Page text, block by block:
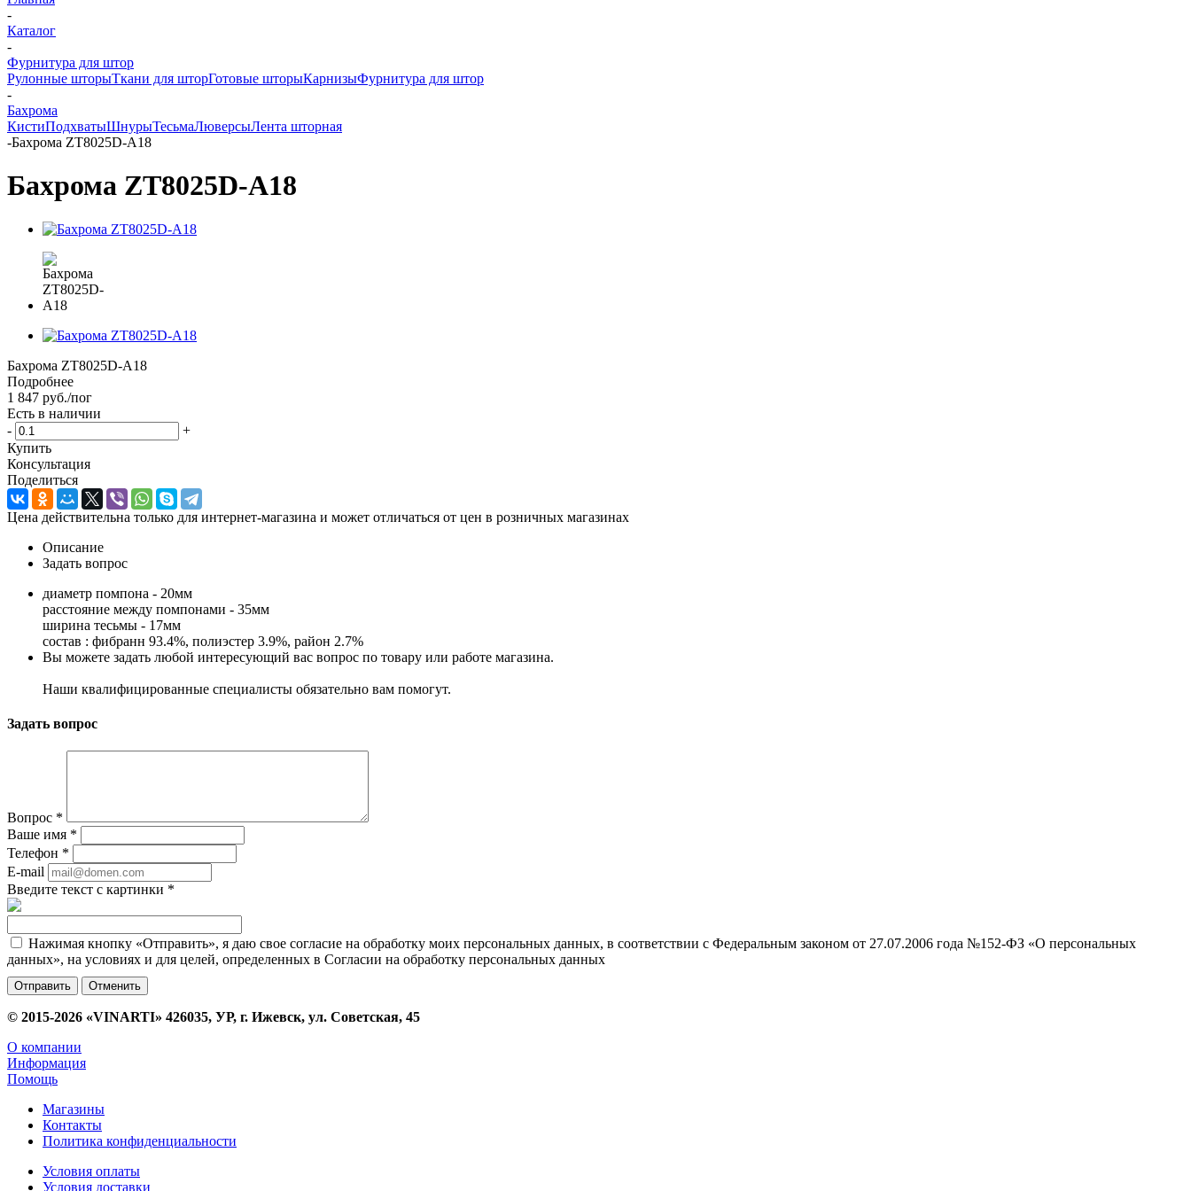
-
Каталог
-
Фурнитура для штор
Рулонные шторыТкани для шторГотовые шторыКарнизыФурнитура для штор
-
Бахрома
КистиПодхватыШнурыТесьмаЛюверсыЛента шторная
-Бахрома ZT8025D-A18
Бахрома ZT8025D-A18
Бахрома ZT8025D-A18
Подробнее
1 847 руб./пог
Есть в наличии
-
+
Купить
Консультация
Поделиться
Цена действительна только для интернет-магазина и может отличаться от цен в розничных магазинах
Описание
Задать вопрос
диаметр помпона - 20мм
расстояние между помпонами - 35мм
ширина тесьмы - 17мм
состав : фибранн 93.4%, полиэстер 3.9%, район 2.7%
Вы можете задать любой интересующий вас вопрос по товару или работе магазина.
Наши квалифицированные специалисты обязательно вам помогут.
Задать вопрос
Вопрос *
Ваше имя *
Телефон *
E-mail
Введите текст с картинки *
Нажимая кнопку «Отправить», я даю свое согласие на обработку моих персональных данных, в соответствии с Федеральным законом от 27.07.2006 года №152-ФЗ «О персональных
данных», на условиях и для целей, определенных в Согласии на обработку персональных данных
Отменить
© 2015-2026 «VINARTI» 426035, УР, г. Ижевск, ул. Советская, 45
О компании
Информация
Помощь
Магазины
Контакты
Политика конфиденциальности
Условия оплаты
Условия доставки